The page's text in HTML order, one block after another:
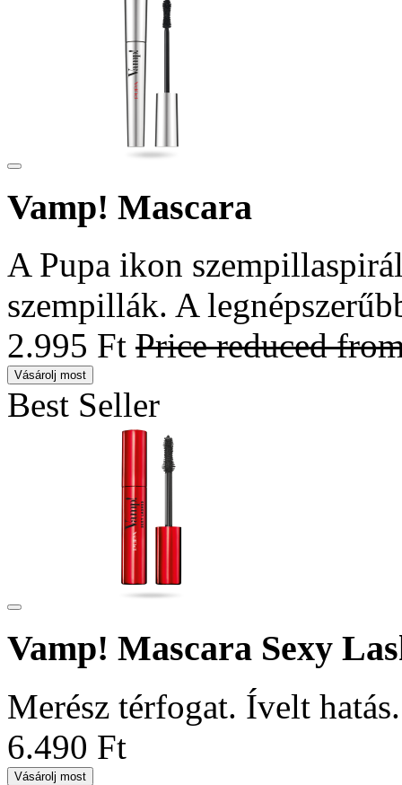
Vamp! Mascara
A Pupa ikon
szempillák. A
2.995 Ft Price reduced
Vásárolj most
Best Seller
Vamp! Mascara Sexy
Merész térfogat. Ívelt hatás.
6.490 Ft
Vásárolj most